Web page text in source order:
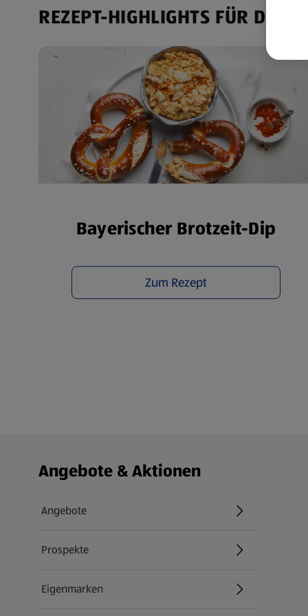
REZEPT-HIGHLIGHTS FÜR DICH
Bayerischer Brotzeit-Dip
Zum Rezept
Fußzeilenmenü - weitere Links
Angebote & Aktionen
Angebote
Prospekte
Eigenmarken